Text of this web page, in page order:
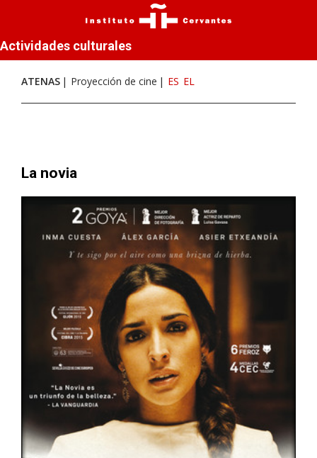
Actividades culturales
ATENAS Proyección de cine ES EL
La novia